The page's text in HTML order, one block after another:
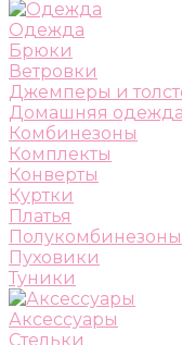
Одежда
Брюки
Ветровки
Джемперы и
Домашняя одежда
Комбинезоны
Комплекты
Конверты
Куртки
Платья
Полукомбинезоны
Пуховики
Туники
Аксессуары
Стельки